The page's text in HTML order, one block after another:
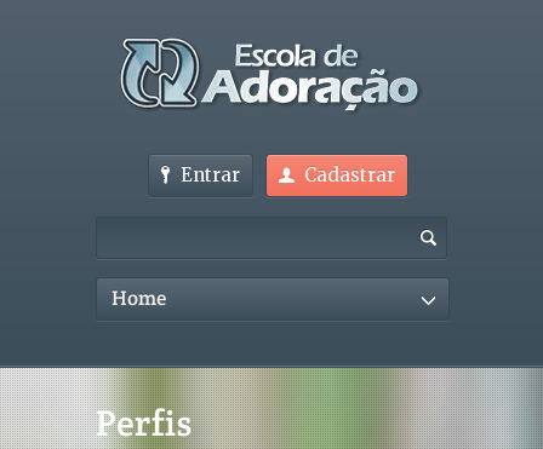
Entrar Cadastrar
Home
Perfis